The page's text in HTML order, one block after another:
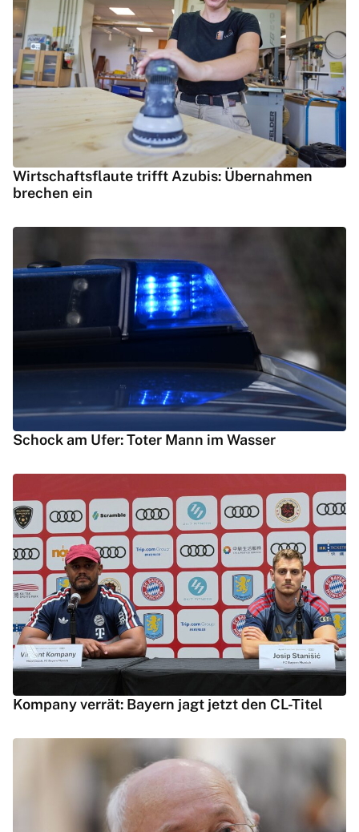
Wirtschaftsflaute trifft Azubis: Übernahmen
brechen ein
Schock am Ufer: Toter Mann im Wasser
Kompany verrät: Bayern jagt jetzt den CL-Titel